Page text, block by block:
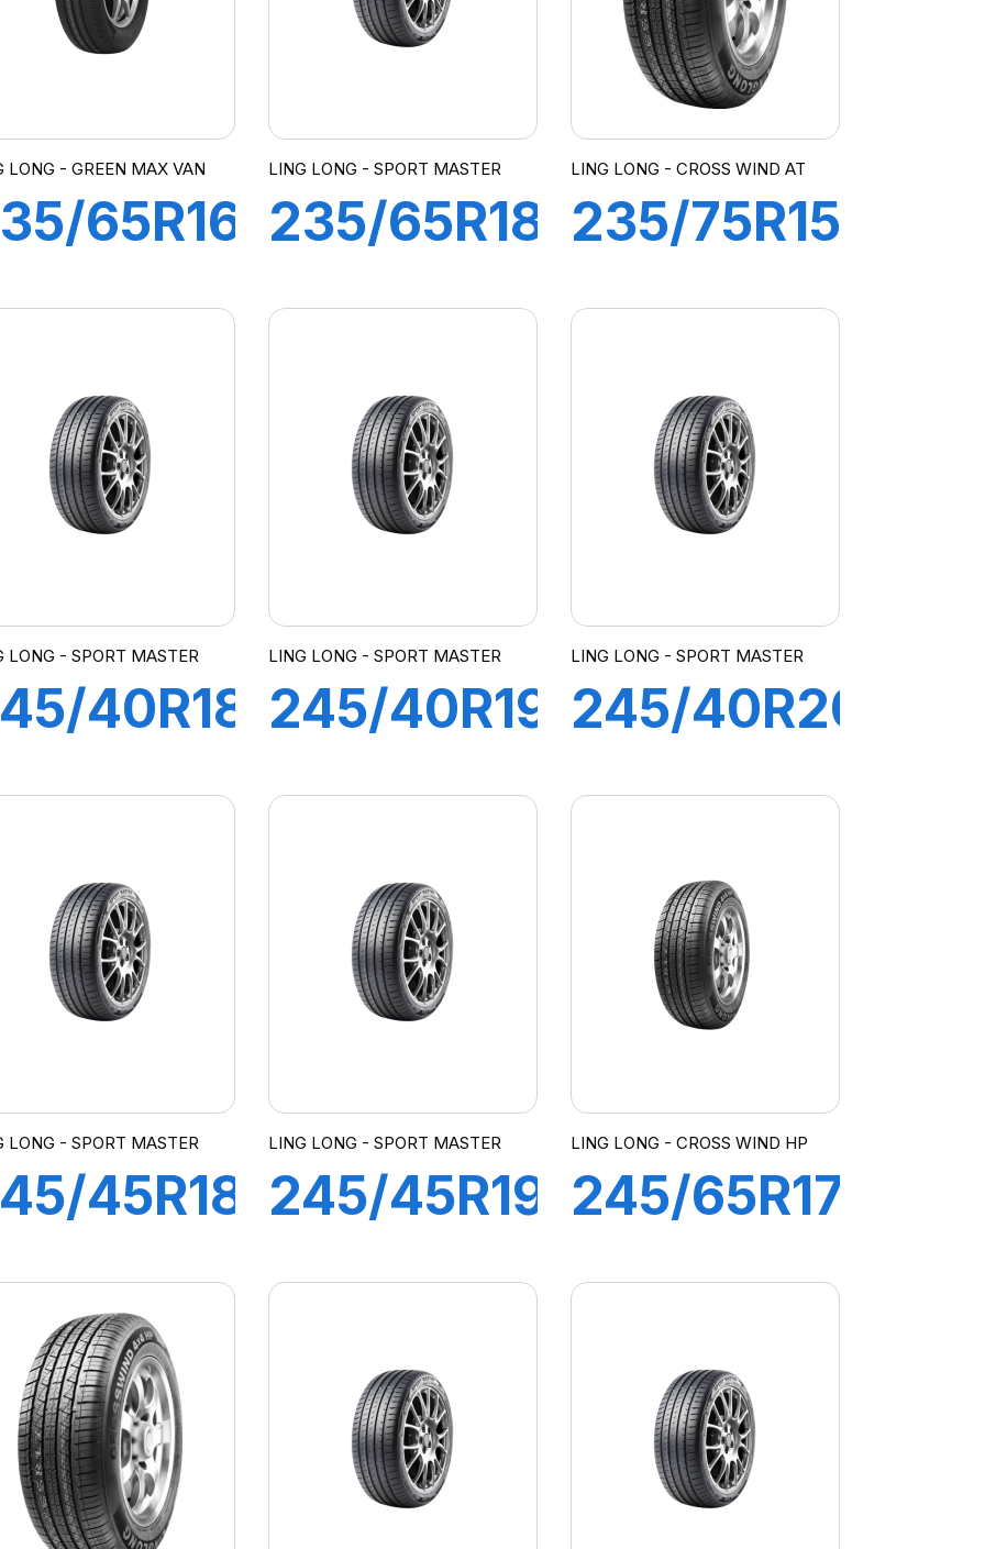
LONG - GREEN MAX VAN
65R16C
Van
LING LONG - SPORT MASTER
235/65R18
MASTER
C/S
LING LONG - CROSS WIND AT
235/75R15
WIND
AT100
LONG - SPORT MASTER
40R18
LING LONG - SPORT MASTER
245/40R19
MASTER
LING LONG - SPORT MASTER
245/40R20
MASTER
LONG - SPORT MASTER
45R18
LING LONG - SPORT MASTER
245/45R19
MASTER
LING LONG - CROSS WIND HP
245/65R17
WIND 4X4